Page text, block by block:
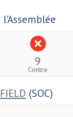
9
Contre
(SOC)